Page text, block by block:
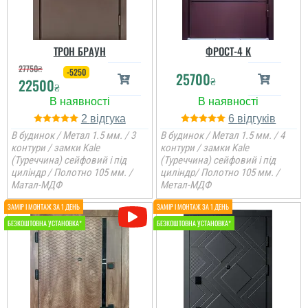
ТРОН БРАУН
27750₴
22500₴
-5250
2
В будинок / Метал 1.5 мм. / 3
контури / замки Kale
(Туреччина) сейфовий і під
циліндр / Полотно 105 мм. /
Матал-МДФ
Мирон
ФРОСТ-4 К
25700₴
6
В будинок / Метал 1.5 мм. / 4
контури / замки Kale
(Туреччина) сейфовий і під
циліндр/ Полотно 105 мм. /
Метал-МДФ